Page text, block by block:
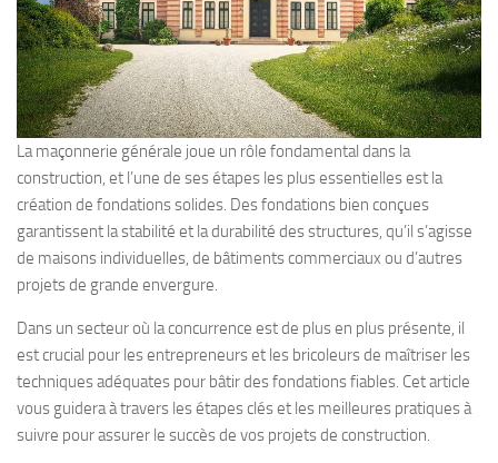
La maçonnerie générale joue un rôle fondamental dans la
construction, et l’une de ses étapes les plus essentielles est la
création de fondations solides. Des fondations bien conçues
garantissent la stabilité et la durabilité des structures, qu’il s’agisse
de maisons individuelles, de bâtiments commerciaux ou d’autres
projets de grande envergure.
Dans un secteur où la concurrence est de plus en plus présente, il
est crucial pour les entrepreneurs et les bricoleurs de maîtriser les
techniques adéquates pour bâtir des fondations fiables. Cet article
vous guidera à travers les étapes clés et les meilleures pratiques à
suivre pour assurer le succès de vos projets de construction.